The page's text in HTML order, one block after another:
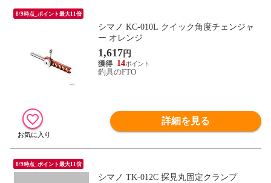
8/9時点_ポイント最大11倍
シマノ KC-010L クイック角度チェンジャ
ー オレンジ
1,617 円
14
釣具のFTO
詳細を見る
8/9時点_ポイント最大11倍
シマノ TK-012C 探見丸固定クランプ